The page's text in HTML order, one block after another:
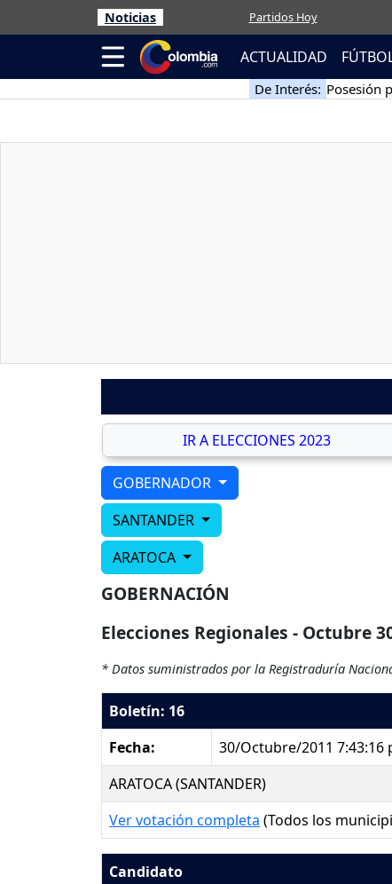
Noticias Partidos Hoy
ACTUALIDAD
De Interés: Posesión
IR A ELECCIONES 2023
GOBERNADOR
SANTANDER
ARATOCA
GOBERNACIÓN
Elecciones Regionales - Octubre
* Datos suministrados por la Registraduría
Boletín: 16
Fecha:
30/Octubre/2011 7:43:16
ARATOCA (SANTANDER)
Ver votación completa (Todos los
Candidato